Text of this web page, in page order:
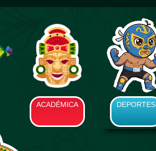
ACADÉMICA DEPORTES